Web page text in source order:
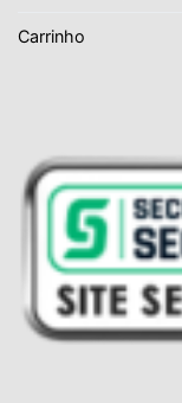
Carrinho